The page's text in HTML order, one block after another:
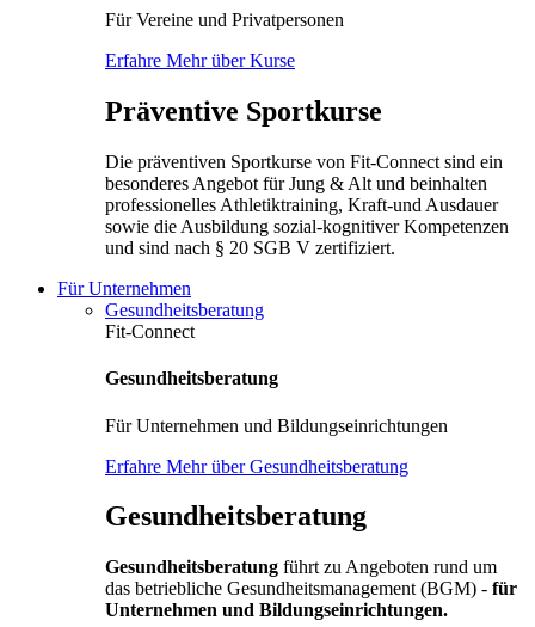
Für Vereine und Privatpersonen
Erfahre Mehr über Kurse
Präventive Sportkurse
Die präventiven Sportkurse von Fit-Connect sind ein
besonderes Angebot für Jung & Alt und beinhalten
professionelles Athletiktraining, Kraft-und Ausdauer
sowie die Ausbildung sozial-kognitiver Kompetenzen
und sind nach § 20 SGB V zertifiziert.
Für Unternehmen
Gesundheitsberatung
Fit-Connect
Gesundheitsberatung
Für Unternehmen und Bildungseinrichtungen
Erfahre Mehr über Gesundheitsberatung
Gesundheitsberatung
Gesundheitsberatung führt zu Angeboten rund um
das betriebliche Gesundheitsmanagement (BGM) - für
Unternehmen und Bildungseinrichtungen.